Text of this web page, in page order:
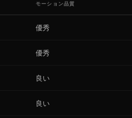
モーション品質
優秀
優秀
良い
良い